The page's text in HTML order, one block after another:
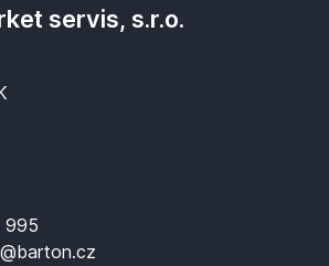
servis, s.r.o.
995